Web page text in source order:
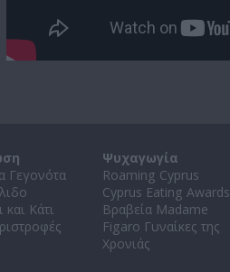
Γεγονότα
Κάτι
Ψυχαγωγία
Roaming Cyprus
Cyprus Eating Awards
Βραβεία Madame
Figaro Γυναίκες της
Χρονιάς